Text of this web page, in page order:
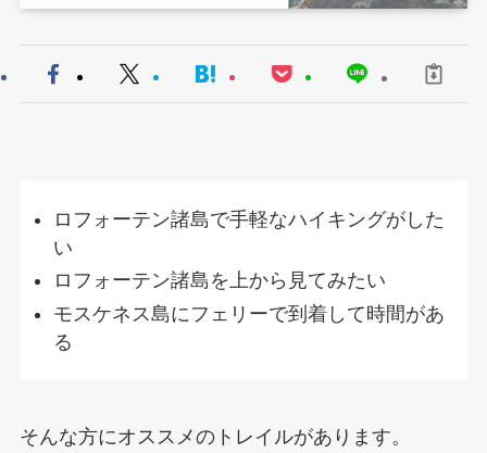
ロフォーテン諸島で手軽なハイキングがした
い
ロフォーテン諸島を上から見てみたい
モスケネス島にフェリーで到着して時間があ
る
そんな方にオススメのトレイルがあります。